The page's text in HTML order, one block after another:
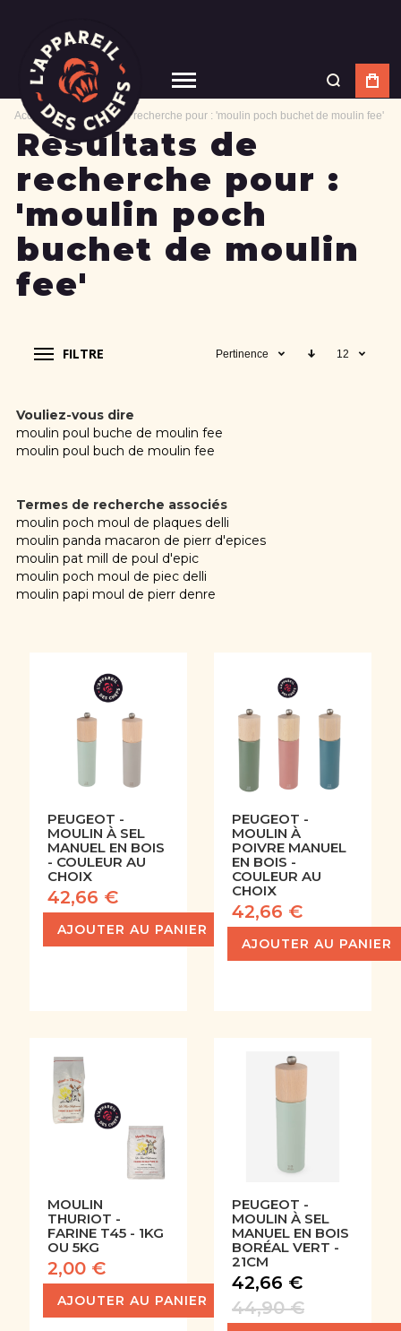
Accueil Résultats de recherche pour : 'moulin poch buchet de moulin fee'
Résultats de
recherche pour :
'moulin poch
buchet de moulin
fee'
FILTRE Pertinence 12
Vouliez-vous dire
moulin poul buche de moulin fee
moulin poul buch de moulin fee
Termes de recherche associés
moulin poch moul de plaques delli
moulin panda macaron de pierr d'epices
moulin pat mill de poul d'epic
moulin poch moul de piec delli
moulin papi moul de pierr denre
PEUGEOT -
MOULIN À SEL
MANUEL EN BOIS
- COULEUR AU
CHOIX
42,66 €
AJOUTER AU PANIER
PEUGEOT -
MOULIN À
POIVRE MANUEL
EN BOIS -
COULEUR AU
CHOIX
42,66 €
AJOUTER AU PANIER
MOULIN
THURIOT -
FARINE T45 - 1KG
OU 5KG
2,00 €
AJOUTER AU PANIER
PEUGEOT -
MOULIN À SEL
MANUEL EN BOIS
BORÉAL VERT -
21CM
42,66 €
44,90 €